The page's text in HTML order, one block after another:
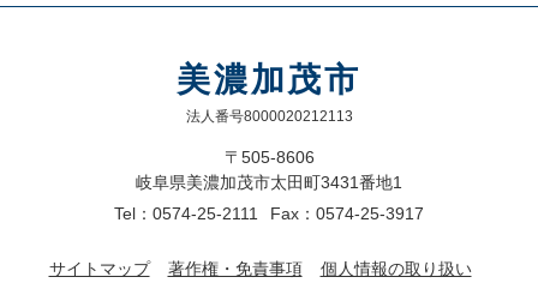
美濃加茂市
法人番号8000020212113
〒505-8606
岐阜県美濃加茂市太田町3431番地1
Tel：0574-25-2111
Fax：0574-25-3917
サイトマップ 著作権・免責事項
個人情報の取り扱い